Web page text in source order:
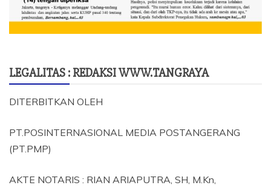
LEGALITAS : REDAKSI WWW.TANGRAYA
DITERBITKAN OLEH
PT.POSINTERNASIONAL MEDIA POSTANGERANG
(PT.PMP)
AKTE NOTARIS : RIAN ARIAPUTRA, SH, M.Kn,